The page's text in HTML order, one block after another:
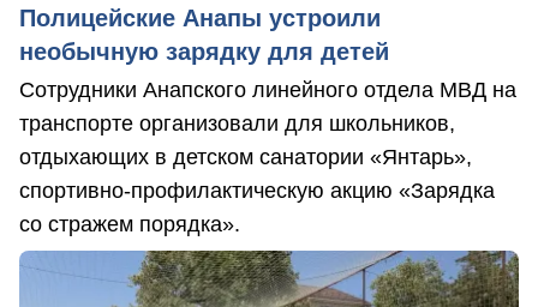
Полицейские Анапы устроили
необычную зарядку для детей
Сотрудники Анапского линейного отдела МВД на
транспорте организовали для школьников,
отдыхающих в детском санатории «Янтарь»,
спортивно-профилактическую акцию «Зарядка
со стражем порядка».